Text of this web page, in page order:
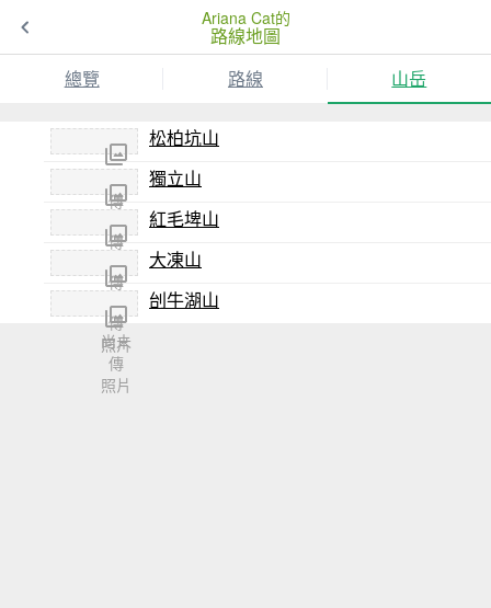
Ariana Cat的
路線地圖
總覽
路線 山岳
尚未
傳
照片
松柏坑山
尚未
傳
照片
獨立山
尚未
傳
照片
紅毛埤山
尚未
傳
照片
大凍山
尚未
傳
照片
刣牛湖山